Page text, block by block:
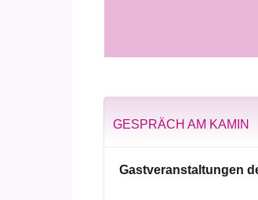
GESPRÄCH AM KAMIN
Gastveranstaltungen